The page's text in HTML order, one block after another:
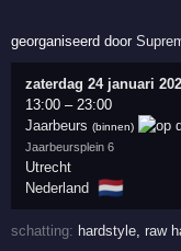
georganiseerd door
zaterdag 24 januari
13:00 –23:00
Jaarbeurs (binnen)
Jaarbeursplein 6
Utrecht
Nederland
🇳🇱
schatting: hardstyle,raw